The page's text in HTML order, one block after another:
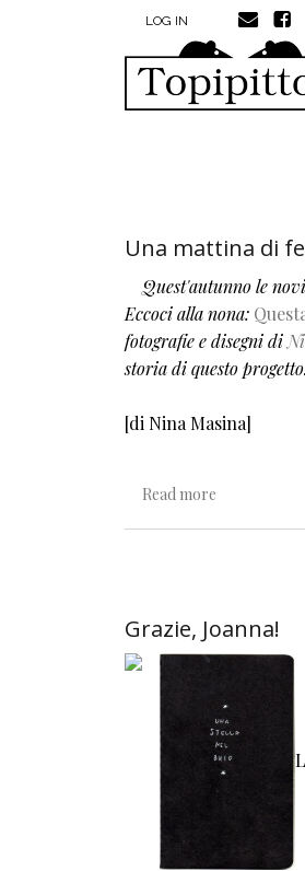
Skip to main contentMENU PROFILO UTENTE
LOG IN
Una mattina di
Quest'autunno le
Eccoci alla nona:
fotografie e disegni di
storia di questo progetto.
[di Nina Masina]
Read more
Grazie, Joanna!